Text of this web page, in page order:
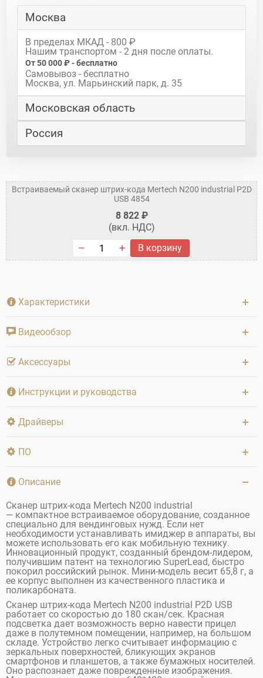
Москва
В пределах МКАД - 800 ₽
Нашим транспортом - 2 дня после оплаты.
От 50 000 ₽ - бесплатно
Самовывоз - бесплатно
Москва, ул. Марьинский парк, д. 35
Московская область
Россия
Встраиваемый сканер штрих-кода Mertech N200 industrial P2D
USB 4854
8 822 ₽
(вкл. НДС)
В корзину
Характеристики
Видеообзор
Аксессуары
Инструкции и руководства
Драйверы
ПО
Описание
Сканер штрих-кода Mertech N200 industrial
— компактное встраиваемое оборудование, созданное
специально для вендинговых нужд. Если нет
необходимости устанавливать имиджер в аппараты, вы
можете использовать его как мобильную технику.
Инновационный продукт, созданный брендом-лидером,
получившим патент на технологию SuperLead, быстро
покорил российский рынок. Мини-модель весит 65,8 г, а
ее корпус выполнен из качественного пластика и
поликарбоната.
Сканер штрих-кода Mertech N200 industrial
P2D USB
работает со скоростью до 180 скан/сек. Красная
подсветка дает возможность верно навести прицел
даже в полутемном помещении, например, на большом
складе. Устройство легко считывает информацию с
зеркальных поверхностей, бликующих экранов
смартфонов и планшетов, а также бумажных носителей.
Оно распознает даже поврежденные изображения.